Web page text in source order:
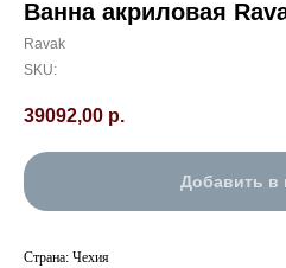
Ванна акриловая
Ravak
SKU:
39092,00 р.
Добавить в
Страна: Чехия